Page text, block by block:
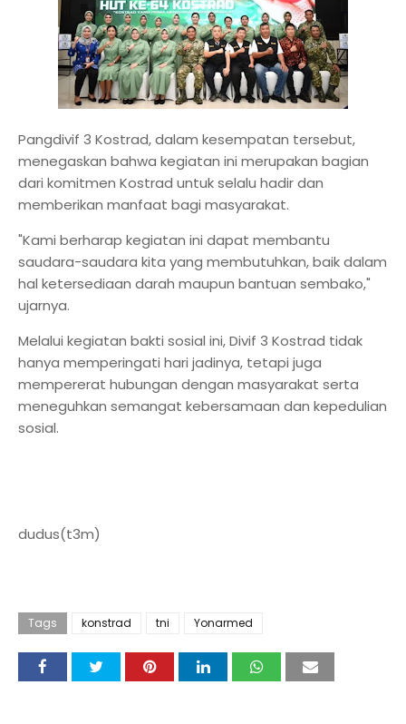
Pangdivif 3 Kostrad, dalam kesempatan tersebut,
menegaskan bahwa kegiatan ini merupakan bagian
dari komitmen Kostrad untuk selalu hadir dan
memberikan manfaat bagi masyarakat.
"Kami berharap kegiatan ini dapat membantu
saudara-saudara kita yang membutuhkan, baik dalam
hal ketersediaan darah maupun bantuan sembako,"
ujarnya.
Melalui kegiatan bakti sosial ini, Divif 3 Kostrad tidak
hanya memperingati hari jadinya, tetapi juga
mempererat hubungan dengan masyarakat serta
meneguhkan semangat kebersamaan dan kepedulian
sosial.
dudus(t3m)
Tags konstrad tni Yonarmed